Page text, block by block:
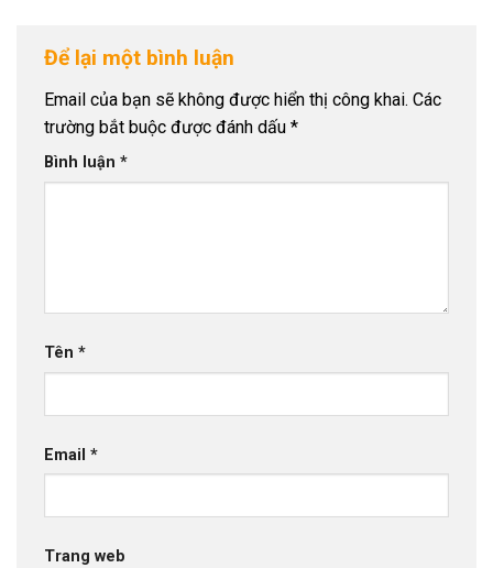
Để lại một bình luận
Email của bạn sẽ không được hiển thị công khai. Các
trường bắt buộc được đánh dấu *
Bình luận *
Tên *
Email *
Trang web